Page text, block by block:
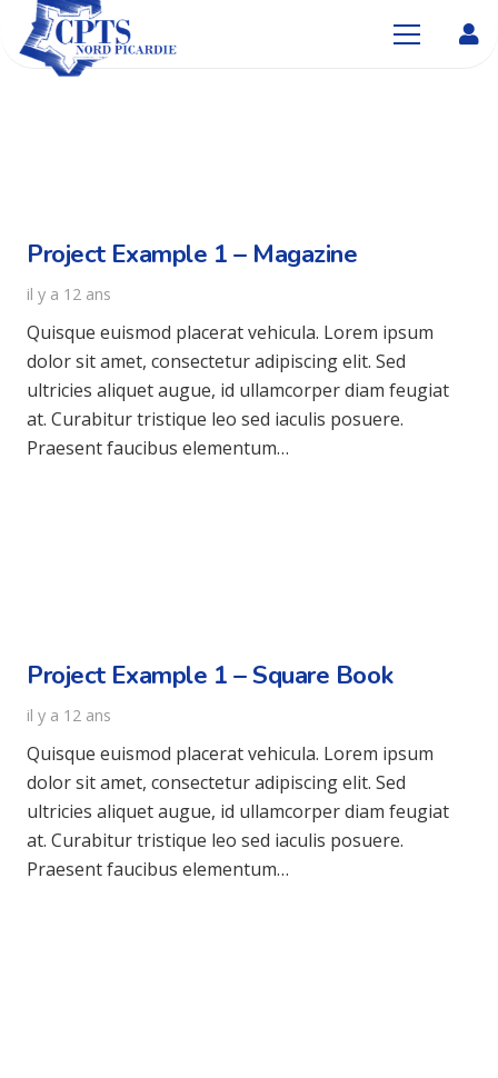
Project Example 1 – Magazine
il y a 12 ans
Quisque euismod placerat vehicula. Lorem ipsum
dolor sit amet, consectetur adipiscing elit. Sed
ultricies aliquet augue, id ullamcorper diam feugiat
at. Curabitur tristique leo sed iaculis posuere.
Praesent faucibus elementum…
Project Example 1 – Square Book
il y a 12 ans
Quisque euismod placerat vehicula. Lorem ipsum
dolor sit amet, consectetur adipiscing elit. Sed
ultricies aliquet augue, id ullamcorper diam feugiat
at. Curabitur tristique leo sed iaculis posuere.
Praesent faucibus elementum…